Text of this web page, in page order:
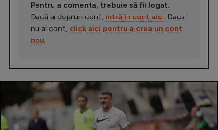
Pentru a comenta, trebuie să fii logat.
Dacă ai deja un cont, intră în cont aici. Daca
nu ai cont, click aici pentru a crea un cont
nou.